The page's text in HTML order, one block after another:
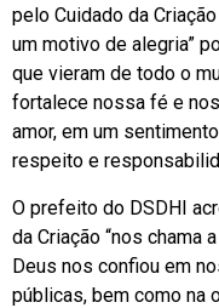
pelo Cuidado da
um motivo de alegria”
que vieram de todo o
fortalece nossa fé e
amor, em um
respeito e
O prefeito do DSDHI
da Criação “nos chama
Deus nos confiou em
públicas, bem como na